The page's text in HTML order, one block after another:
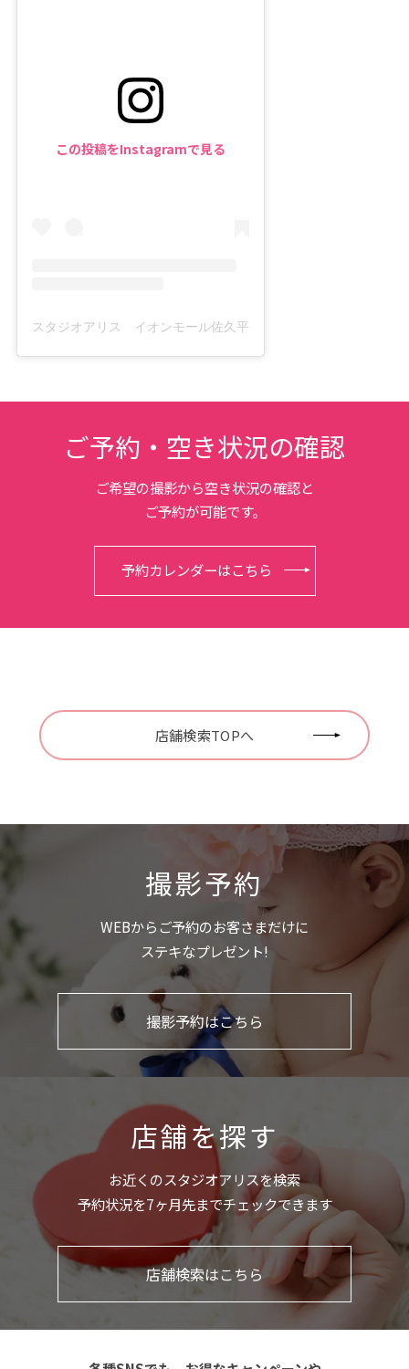
この投稿をInstagramで見る
スタジオアリス イオンモール佐久平店
ご予約・空き状況の確認
ご希望の撮影から空き状況の確認と
ご予約が可能です。
予約カレンダーはこちら
店舗検索TOPへ
撮影予約
WEBからご予約のお客さまだけに
ステキなプレゼント!
撮影予約はこちら
店舗を探す
お近くのスタジオアリスを検索
予約状況を7ヶ月先までチェックできます
店舗検索はこちら